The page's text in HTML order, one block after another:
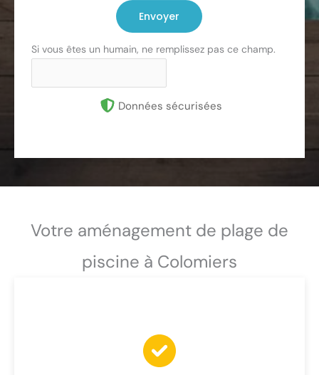
Envoyer
Si vous êtes un humain, ne remplissez pas ce champ.
Données sécurisées
Votre aménagement de plage de
piscine à Colomiers